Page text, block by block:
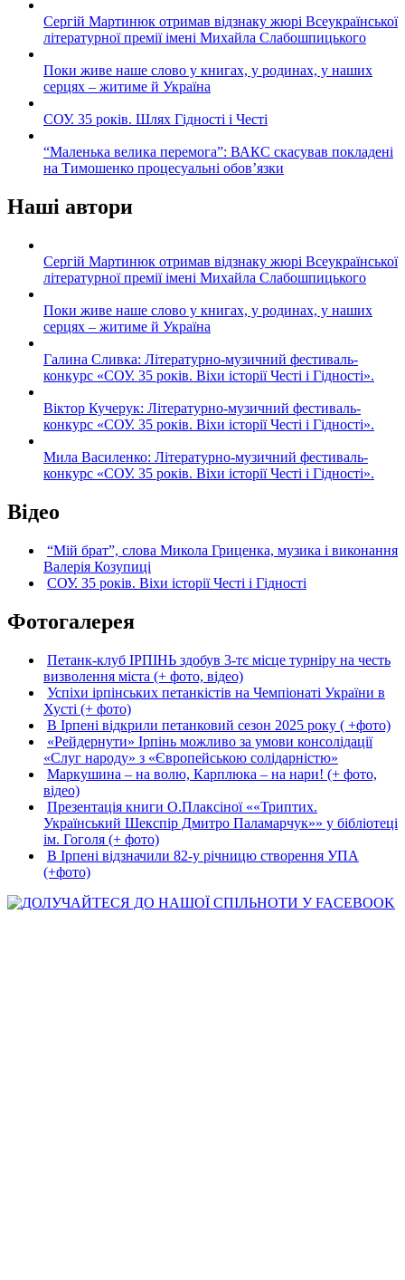
Сергій Мартинюк отримав відзнаку жюрі Всеукраїнської
літературної премії імені Михайла Слабошпицького
Поки живе наше слово у книгах, у родинах, у наших
серцях – житиме й Україна
СОУ. 35 років. Шлях Гідності і Честі
“Маленька велика перемога”: ВАКС скасував покладені
на Тимошенко процесуальні обов’язки
Наші автори
Сергій Мартинюк отримав відзнаку жюрі Всеукраїнської
літературної премії імені Михайла Слабошпицького
Поки живе наше слово у книгах, у родинах, у наших
серцях – житиме й Україна
Галина Сливка: Літературно-музичний фестиваль-
конкурс «СОУ. 35 років. Віхи історії Честі і Гідності».
Віктор Кучерук: Літературно-музичний фестиваль-
конкурс «СОУ. 35 років. Віхи історії Честі і Гідності».
Мила Василенко: Літературно-музичний фестиваль-
конкурс «СОУ. 35 років. Віхи історії Честі і Гідності».
Відео
“Мій брат”, слова Микола Гриценка, музика і виконання
Валерія Козупиці
СОУ. 35 років. Віхи історії Честі і Гідності
Фотогалерея
Петанк-клуб ІРПІНЬ здобув 3-тє місце турніру на честь
визволення міста (+ фото, відео)
Успіхи ірпінських петанкістів на Чемпіонаті України в
Хусті (+ фото)
В Ірпені відкрили петанковий сезон 2025 року ( +фото)
«Рейдернути» Ірпінь можливо за умови консолідації
«Слуг народу» з «Європейською солідарністю»
Маркушина – на волю, Карплюка – на нари! (+ фото,
відео)
Презентація книги О.Плаксіної ««Триптих.
Український Шекспір Дмитро Паламарчук»» у бібліотеці
ім. Гоголя (+ фото)
В Ірпені відзначили 82-у річницю створення УПА
(+фото)